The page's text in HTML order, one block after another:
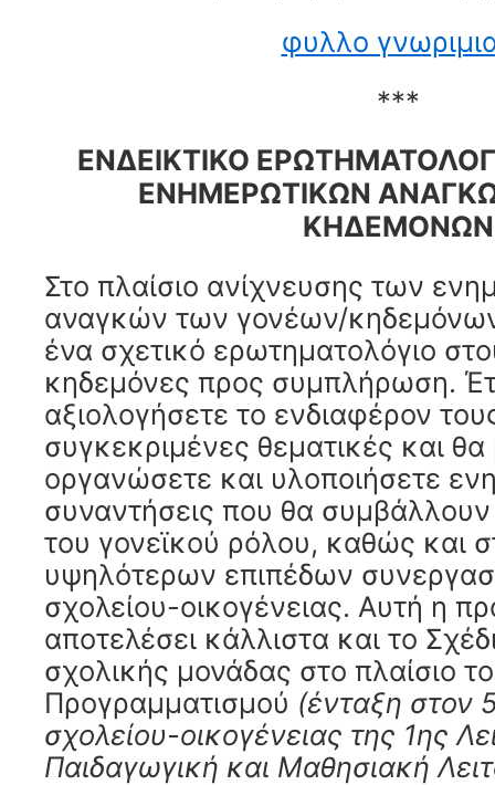
φυλλο
***
ΕΝΔΕΙΚΤΙΚΟ
ΕΝΗΜΕΡΩΤΙΚΩΝ
ΚΗΔΕΜΟΝΩΝ
Στο πλαίσιο ανίχνευσης των
αναγκών των γονέων/κηδεμόνων
ένα σχετικό ερωτηματολόγιο
κηδεμόνες προς συμπλήρωση.
αξιολογήσετε το ενδιαφέρον
συγκεκριμένες θεματικές και
οργανώσετε και υλοποιήσετε
συναντήσεις που θα
του γονεϊκού ρόλου, καθώς και
υψηλότερων επιπέδων
σχολείου-οικογένειας. Αυτή η
αποτελέσει κάλλιστα και το
σχολικής μονάδας στο πλαίσιο
Προγραμματισμού (ένταξη στον
σχολείου-οικογένειας της 1ης
Παιδαγωγική και Μαθησιακή